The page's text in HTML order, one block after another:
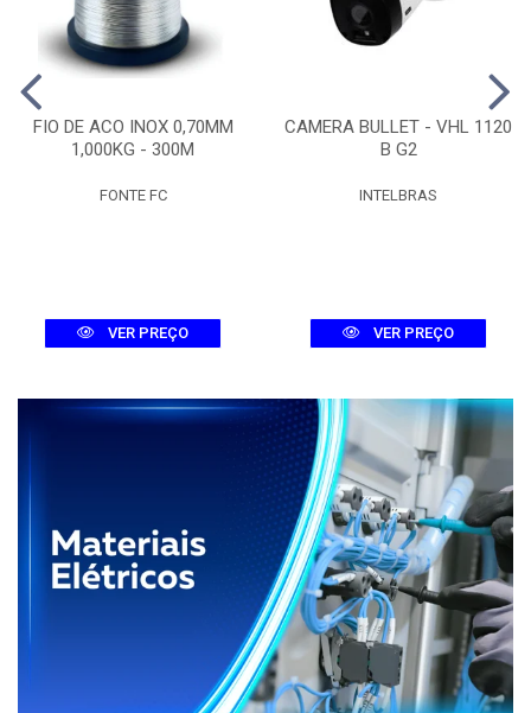
FIO DE ACO INOX 0,70MM
1,000KG - 300M
FONTE FC
VER PREÇO
CAMERA BULLET - VHL 1120
B G2
INTELBRAS
VER PREÇO